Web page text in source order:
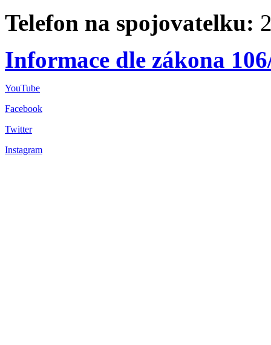
Telefon na spojovatelku:
Informace dle zákona
YouTube
Facebook
Twitter
Instagram